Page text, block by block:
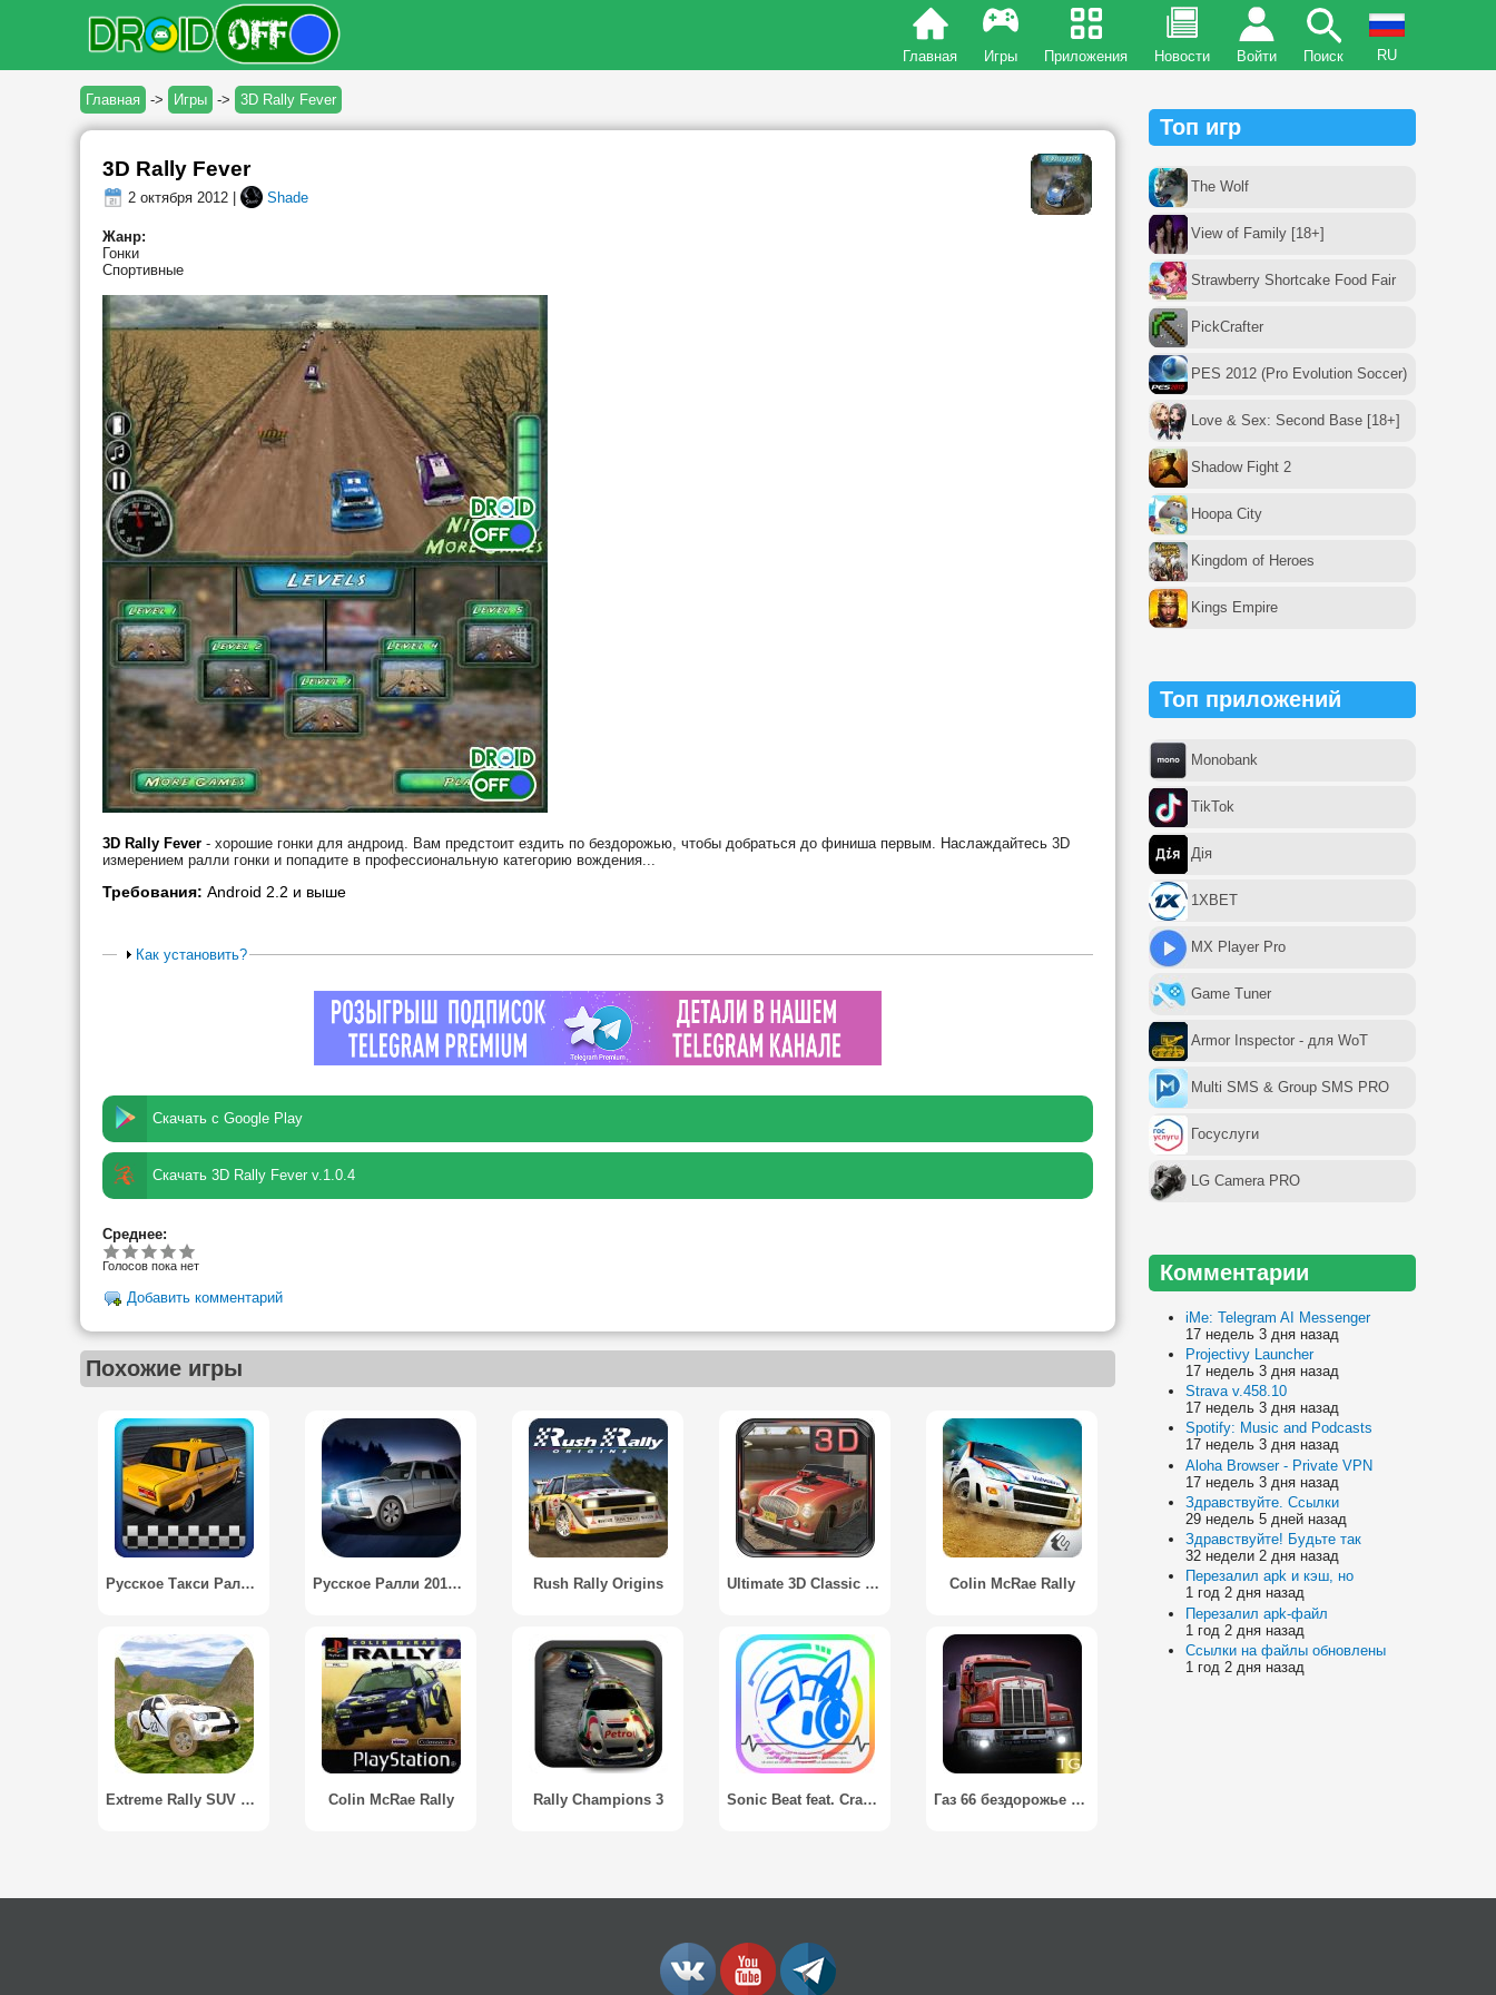
Главная Игры Приложения Новости Войти Поиск RU
Главная -> Игры -> 3D Rally Fever
3D Rally Fever
2 октября 2012 | Shade
Жанр:
Гонки
Спортивные
3D Rally Fever - хорошие гонки для андроид. Вам предстоит ездить по бездорожью, чтобы добраться до финиша первым. Наслаждайтесь 3D
измерением ралли гонки и попадите в профессиональную категорию вождения...
Требования: Android 2.2 и выше
Как установить?
Скачать с Google Play
Скачать 3D Rally Fever v.1.0.4
Среднее:
Голосов пока нет
Добавить комментарий
Похожие игры
Русское Такси Ралли 3D / Russian Taxi: Hill Rally Русское Ралли 2016 / Russian Rally Simulator Rush Rally Origins Ultimate 3D Classic Car Rally / Классические автомобили ралли Colin McRae Rally
Extreme Rally SUV Simulator 3D Colin McRae Rally Rally Champions 3 Sonic Beat feat. Crash Fever Газ 66 бездорожье экстрим / Fever traffic. Gigabit offroad
Топ игр
The Wolf
View of Family [18+]
Strawberry Shortcake Food Fair
PickCrafter
PES 2012 (Pro Evolution Soccer)
Love & Sex: Second Base [18+]
Shadow Fight 2
Hoopa City
Kingdom of Heroes
Kings Empire
Топ приложений
Monobank
TikTok
Дія
1XBET
MX Player Pro
Game Tuner
Armor Inspector - для WoT
Multi SMS & Group SMS PRO
Госуслуги
LG Camera PRO
Комментарии
iMe: Telegram AI Messenger
17 недель 3 дня назад
Projectivy Launcher
17 недель 3 дня назад
Strava v.458.10
17 недель 3 дня назад
Spotify: Music and Podcasts
17 недель 3 дня назад
Aloha Browser - Private VPN
17 недель 3 дня назад
Здравствуйте. Ссылки
29 недель 5 дней назад
Здравствуйте! Будьте так
32 недели 2 дня назад
Перезалил apk и кэш, но
1 год 2 дня назад
Перезалил apk-файл
1 год 2 дня назад
Ссылки на файлы обновлены
1 год 2 дня назад